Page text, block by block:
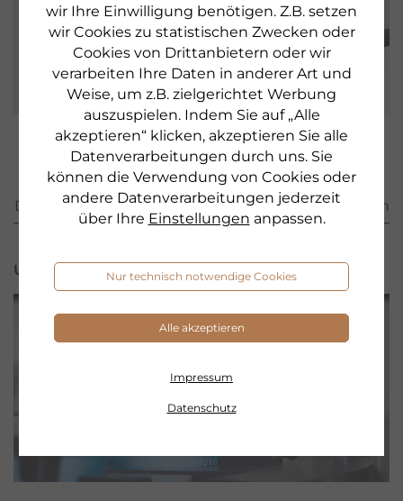
wir Ihre Einwilligung benötigen. Z.B. setzen
wir Cookies zu statistischen Zwecken oder
Cookies von Drittanbietern oder wir
verarbeiten Ihre Daten in anderer Art und
Weise, um z.B. zielgerichtet Werbung
auszuspielen. Indem Sie auf „Alle
akzeptieren“ klicken, akzeptieren Sie alle
Datenverarbeitungen durch uns. Sie
können die Verwendung von Cookies oder
andere Datenverarbeitungen jederzeit
über Ihre Einstellungen anpassen.
Nur technisch notwendige Cookies
Alle akzeptieren
Impressum
Datenschutz
Next Generation: Ariane Grandel und Dr. Gabriel
Duttler
Diese Beiträge könnten Sie auch noch interessieren
UNTERNEHMEN